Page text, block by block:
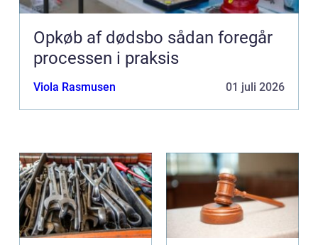
Opkøb af dødsbo sådan foregår
processen i praksis
Viola Rasmusen 01 juli 2026